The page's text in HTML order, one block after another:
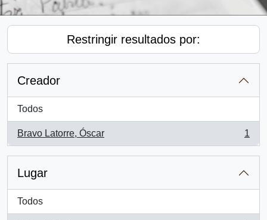
Restringir resultados por:
Creador
Todos
Bravo Latorre, Óscar
, 1 resultados
1
Lugar
Todos